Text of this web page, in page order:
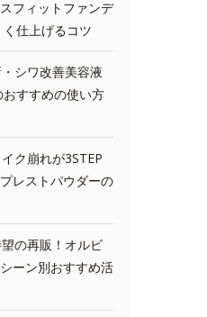
フィットファンデ
仕上げるコツ
シワ改善美容液
おすすめの使い方
ク崩れが3STEP
レストパウダーの
の再販！オルビ
ーン別おすすめ活